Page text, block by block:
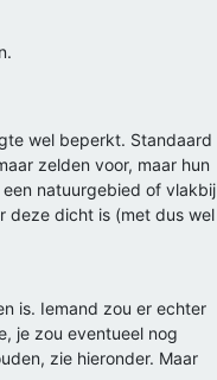
wel beperkt. Standaard
zelden voor, maar hun
natuurgebied of vlakbij
deze dicht is (met dus wel
is. Iemand zou er echter
je zou eventueel nog
zie hieronder. Maar